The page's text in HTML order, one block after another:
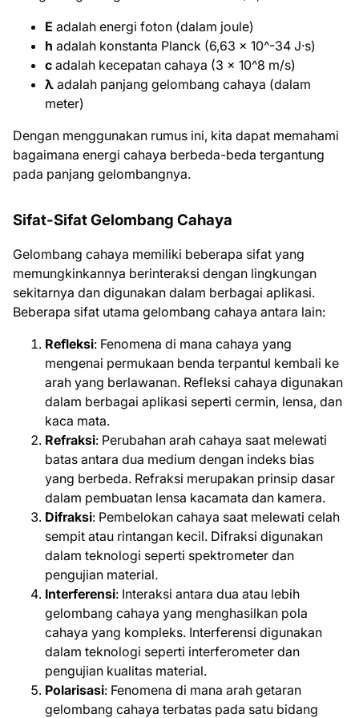
E adalah energi foton (dalam joule)
h adalah konstanta Planck (6,63 × 10^-34 J·s)
c adalah kecepatan cahaya (3 × 10^8 m/s)
λ adalah panjang gelombang cahaya (dalam
meter)
Dengan menggunakan rumus ini, kita dapat memahami
bagaimana energi cahaya berbeda-beda tergantung
pada panjang gelombangnya.
Sifat-Sifat Gelombang Cahaya
Gelombang cahaya memiliki beberapa sifat yang
memungkinkannya berinteraksi dengan lingkungan
sekitarnya dan digunakan dalam berbagai aplikasi.
Beberapa sifat utama gelombang cahaya antara lain:
Refleksi: Fenomena di mana cahaya yang
mengenai permukaan benda terpantul kembali ke
arah yang berlawanan. Refleksi cahaya digunakan
dalam berbagai aplikasi seperti cermin, lensa, dan
kaca mata.
Refraksi: Perubahan arah cahaya saat melewati
batas antara dua medium dengan indeks bias
yang berbeda. Refraksi merupakan prinsip dasar
dalam pembuatan lensa kacamata dan kamera.
Difraksi: Pembelokan cahaya saat melewati celah
sempit atau rintangan kecil. Difraksi digunakan
dalam teknologi seperti spektrometer dan
pengujian material.
Interferensi: Interaksi antara dua atau lebih
gelombang cahaya yang menghasilkan pola
cahaya yang kompleks. Interferensi digunakan
dalam teknologi seperti interferometer dan
pengujian kualitas material.
Polarisasi: Fenomena di mana arah getaran
gelombang cahaya terbatas pada satu bidang